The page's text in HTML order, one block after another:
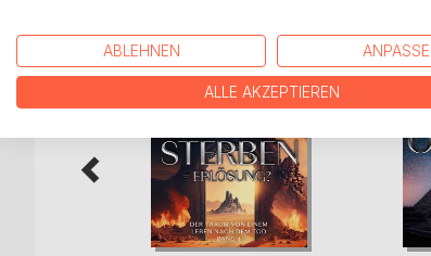
ABLEHNEN
ALLE AKZEPTIEREN